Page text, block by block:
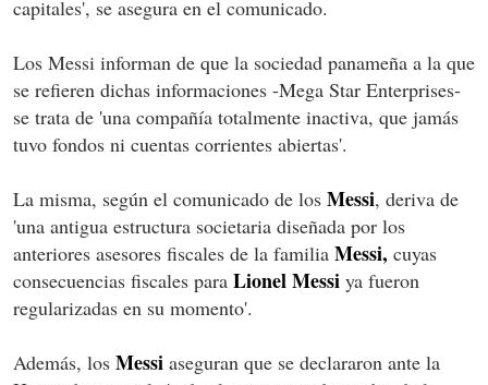
capitales', se asegura en el comunicado.
Los Messi informan de que la sociedad panameña a la que
se refieren dichas informaciones -Mega Star Enterprises-
se trata de 'una compañía totalmente inactiva, que jamás
tuvo fondos ni cuentas corrientes abiertas'.
La misma, según el comunicado de los Messi, deriva de
'una antigua estructura societaria diseñada por los
anteriores asesores fiscales de la familia Messi, cuyas
consecuencias fiscales para Lionel Messi ya fueron
regularizadas en su momento'.
Además, los Messi aseguran que se declararon ante la